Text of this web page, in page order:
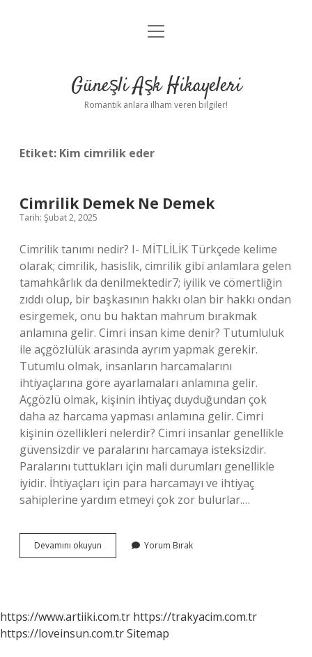
Anasayfa
Yasal Uyarı
menüyü
Güneşli Aşk Hikayeleri
Romantik anlara ilham veren bilgiler!
Etiket: Kim cimrilik eder
Cimrilik Demek Ne Demek
Tarih: Şubat 2, 2025
Cimrilik tanımı nedir? I- MİTLİLİK Türkçede kelime
olarak; cimrilik, hasislik, cimrilik gibi anlamlara gelen
tamahkârlık da denilmektedir7; iyilik ve cömertliğin
zıddı olup, bir başkasının hakkı olan bir hakkı ondan
esirgemek, onu bu haktan mahrum bırakmak
anlamına gelir. Cimri insan kime denir? Tutumluluk
ile açgözlülük arasında ayrım yapmak gerekir.
Tutumlu olmak, insanların harcamalarını
ihtiyaçlarına göre ayarlamaları anlamına gelir.
Açgözlü olmak, kişinin ihtiyaç duyduğundan çok
daha az harcama yapması anlamına gelir. Cimri
kişinin özellikleri nelerdir? Cimri insanlar genellikle
güvensizdir ve paralarını harcamaya isteksizdir.
Paralarını tuttukları için mali durumları genellikle
iyidir. İhtiyaçları için para harcamayı ve ihtiyaç
sahiplerine yardım etmeyi çok zor bulurlar.…
Devamını okuyun
Demek
Yorum Bırak
https://www.artiiki.com.tr https://trakyacim.com.tr
https://loveinsun.com.trSitemap